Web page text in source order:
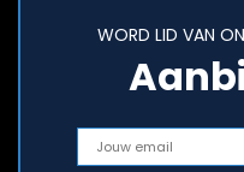
WORD LID VAN